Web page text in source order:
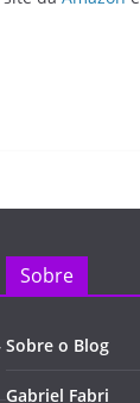
Sobre
Sobre o Blog
Gabriel Fabri